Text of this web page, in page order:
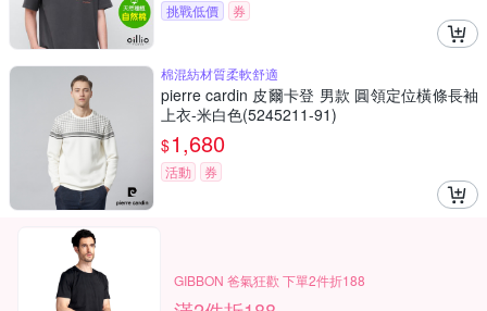
挑戰低價 券
棉混紡材質柔軟舒適
pierre cardin 皮爾卡登 男款 圓領定位橫條長袖
上衣-米白色(5245211-91)
$1,680
活動 券
GIBBON 爸氣狂歡 下單2件折188